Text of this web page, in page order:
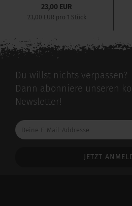
23,00 EUR
23,00 EUR pro 1 Stück
Du willst nichts verpassen?
Dann abonniere unseren
Newsletter!
Deine
E-